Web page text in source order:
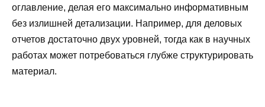
оглавление, делая его максимально информативным
без излишней детализации. Например, для деловых
отчетов достаточно двух уровней, тогда как в научных
работах может потребоваться глубже структурировать
материал.